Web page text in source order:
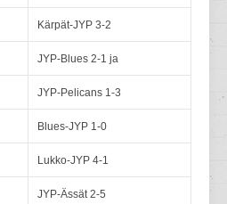
Kärpät-JYP 3-2
JYP-Blues 2-1 ja
JYP-Pelicans 1-3
Blues-JYP 1-0
Lukko-JYP 4-1
JYP-Ässät 2-5